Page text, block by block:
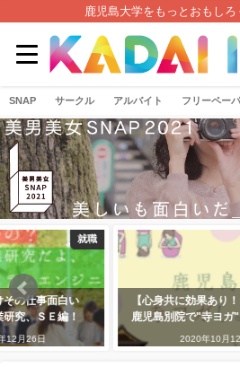
鹿児島大学をもっとおもしろ
SNAP サークル アルバイト フリーペー
就職
い
！
やってみた
【心身共に効果あり！】西本願寺
鹿児島別院で"寺ヨガ"してみた。
2020年10月12日